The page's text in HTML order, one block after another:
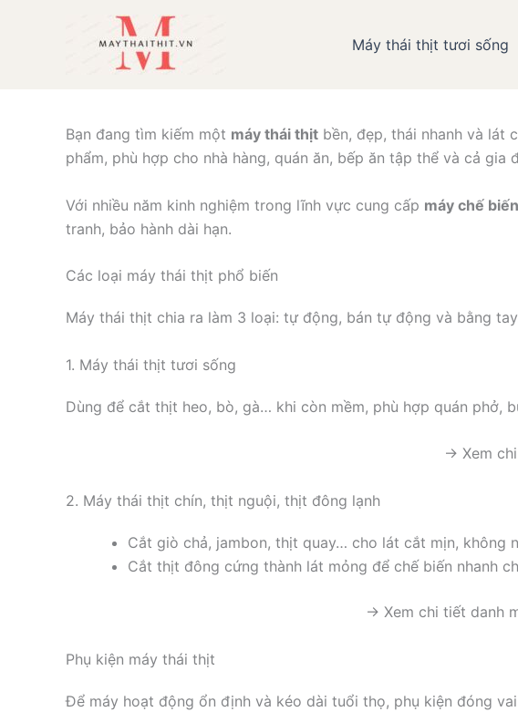
Máy thái thịt tươi sống
Giới thiệu các loại Máy
Bạn đang tìm kiếm một máy thái thịt bền, đẹp, thái nhanh và lát
phẩm, phù hợp cho nhà hàng, quán ăn, bếp ăn tập thể và cả gia
Với nhiều năm kinh nghiệm trong lĩnh vực cung cấp máy chế
tranh, bảo hành dài hạn.
Các loại máy thái thịt phổ biến
Máy thái thịt chia ra làm 3 loại: tự động, bán tự động và bằng
1. Máy thái thịt tươi sống
Dùng để cắt thịt heo, bò, gà… khi còn mềm, phù hợp quán phở,
→ Xem
2. Máy thái thịt chín, thịt nguội, thịt đông lạnh
Cắt giò chả, jambon, thịt quay… cho lát cắt mịn, không
Cắt thịt đông cứng thành lát mỏng để chế biến nhanh
→ Xem chi tiết danh
Phụ kiện máy thái thịt
Để máy hoạt động ổn định và kéo dài tuổi thọ, phụ kiện đóng